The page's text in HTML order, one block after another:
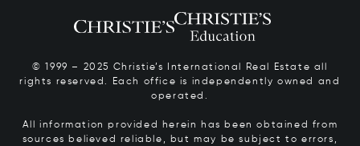
© 1999 – 2025 Christie’s International Real Estate all
rights reserved. Each office is independently owned and
operated.
All information provided herein has been obtained from
sources believed reliable, but may be subject to errors,